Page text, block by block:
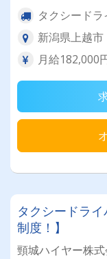
タクシードラ
新潟県上越市
月給182,000
タクシードラ
制度！】
頸城ハイヤー株